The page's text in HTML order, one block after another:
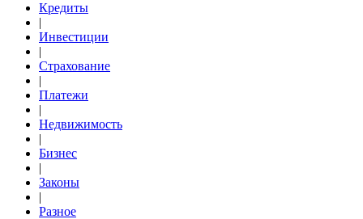
Кредиты
|
Инвестиции
|
Страхование
|
Платежи
|
Недвижимость
|
Бизнес
|
Законы
|
Разное